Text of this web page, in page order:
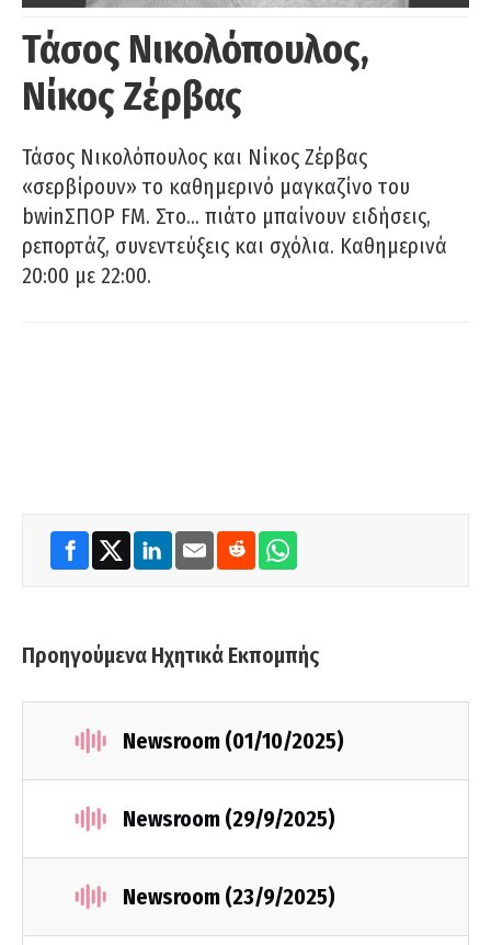
Τάσος Νικολόπουλος,
Νίκος Ζέρβας
Τάσος Νικολόπουλος και Νίκος Ζέρβας
«σερβίρουν» το καθημερινό μαγκαζίνο του
bwinΣΠΟΡ FM. Στο… πιάτο μπαίνουν ειδήσεις,
ρεπορτάζ, συνεντεύξεις και σχόλια. Καθημερινά
20:00 με 22:00.
Προηγούμενα Ηχητικά Εκπομπής
Newsroom (01/10/2025)
Newsroom (29/9/2025)
Newsroom (23/9/2025)